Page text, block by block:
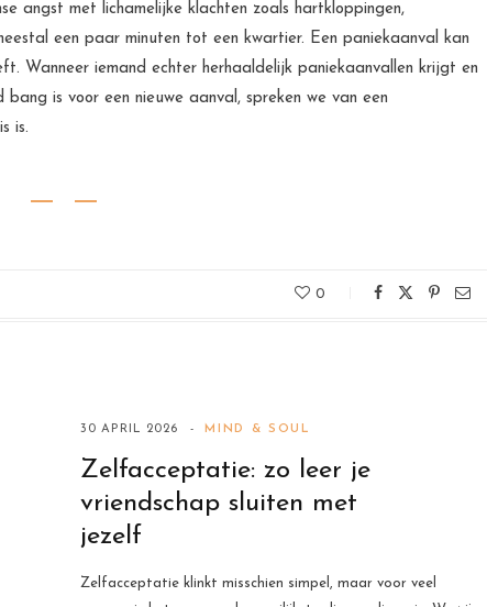
angst met lichamelijke klachten zoals hartkloppingen,
een paar minuten tot een kwartier. Een paniekaanval kan
Wanneer iemand echter herhaaldelijk paniekaanvallen krijgt en
is voor een nieuwe aanval, spreken we van een
is.
0
30 APRIL 2026 MIND & SOUL
Zelfacceptatie: zo leer je
vriendschap sluiten met
jezelf
Zelfacceptatie klinkt misschien simpel, maar voor veel